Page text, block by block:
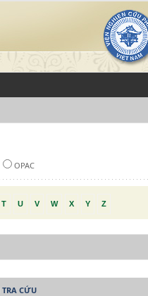
OPAC
T U V W X Y Z
CỨU